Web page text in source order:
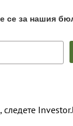
следете